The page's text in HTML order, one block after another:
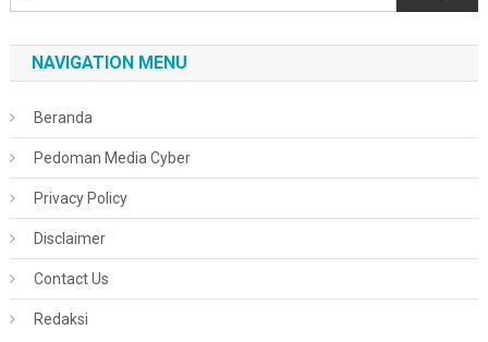
NAVIGATION MENU
Beranda
Pedoman Media Cyber
Privacy Policy
Disclaimer
Contact Us
Redaksi